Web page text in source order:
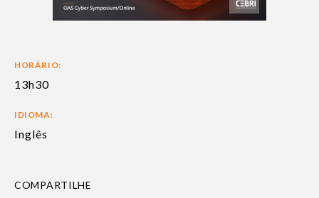
HORÁRIO:
13h30
IDIOMA:
Inglês
COMPARTILHE